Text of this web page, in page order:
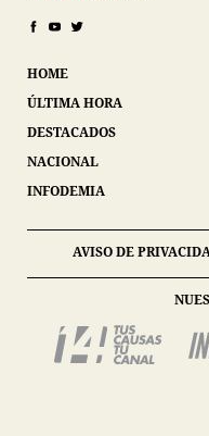
HOME
ÚLTIMA HORA
DESTACADOS
NACIONAL
INFODEMIA
AVISO DE